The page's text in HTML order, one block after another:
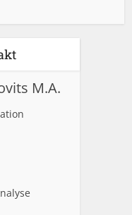
M.A.